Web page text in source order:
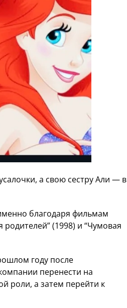
а свою сестру Али — в
благодаря фильмам
(1998) и “Чумовая
году после
перенести на
роли, а затем перейти к